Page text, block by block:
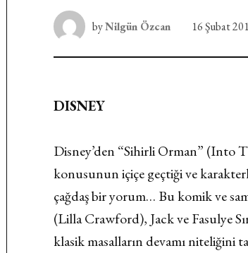
byNilgün Özcan 16 Şubat
DISNEY
Disney’den “Sihirli Orman” (Into
konusunun içiçe geçtiği ve
çağdaş bir yorum… Bu komik ve
(Lilla Crawford), Jack ve Fasulye
klasik masalların devamı niteliğini